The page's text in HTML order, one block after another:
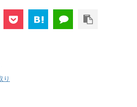
り